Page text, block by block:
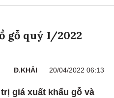
gỗ quý I/2022
Đ.KHẢI 20/04/2022 06:13
giá xuất khẩu gỗ và